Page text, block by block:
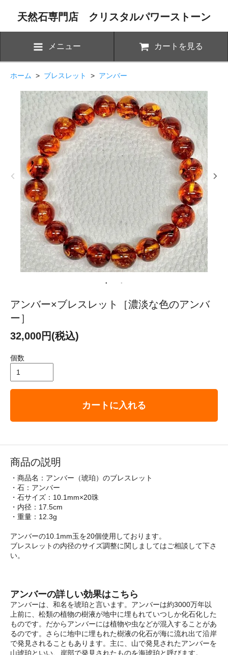
天然石専門店 クリスタルパワーストーン
メニュー カートを見る
ホーム > ブレスレット > アンバー
アンバー×ブレスレット［濃淡な色のアンバ
ー］
32,000円(税込)
個数
カートに入れる
商品の説明
・商品名：アンバー（琥珀）のブレスレット
・石：アンバー
・石サイズ：10.1mm×20珠
・内径：17.5cm
・重量：12.3g
アンバーの10.1mm玉を20個使用しております。
ブレスレットの内径のサイズ調整に関しましてはご相談して下さ
い。
アンバーの詳しい効果はこちら
アンバーは、和名を琥珀と言います。アンバーは約3000万年以
上前に、松類の植物の樹液が地中に埋もれていつしか化石化した
ものです。だからアンバーには植物や虫などが混入することがあ
るのです。さらに地中に埋もれた樹液の化石が海に流れ出て沿岸
で発見されることもあります。主に、山で発見されたアンバーを
山琥珀といい、岸部で発見されたものを海琥珀と呼びます。